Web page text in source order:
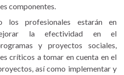
componentes.
profesionales estarán en
la efectividad en el
y proyectos sociales,
críticos a tomar en cuenta en el
así como implementar y